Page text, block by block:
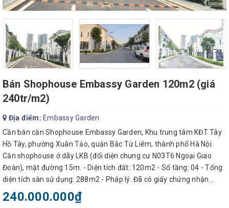
Bán Shophouse Embassy Garden 120m2 (giá
240tr/m2)
Địa điểm: Embassy Garden
Cần bán căn Shophouse Embassy Garden, Khu trung tâm KĐT Tây
Hồ Tây, phường Xuân Tảo, quận Bắc Từ Liêm, thành phố Hà Nội.
Căn shophouse ở dãy LKB (đối diện chung cư N03T6 Ngoại Giao
Đoàn), mặt đường 15m. - Diện tích đất: 120m2 - Số tầng: 04 - Tổng
diện tích sàn sử dụng: 288m2 - Pháp lý: Đã có giấy chứng nhận...
240.000.000₫